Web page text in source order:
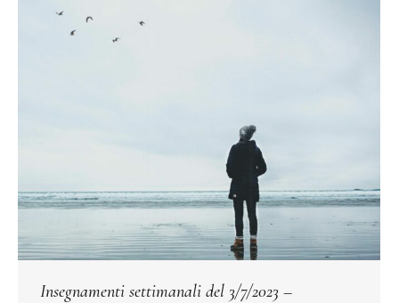
Insegnamenti settimanali del 3/7/2023 –